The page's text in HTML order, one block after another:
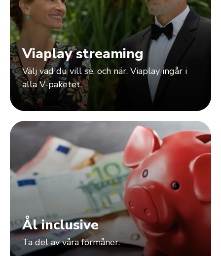
Viaplay streaming
Välj vad du vill se, och när. Viaplay ingår i
alla V-paketet.
Ål inclusive
Ta del av våra förmåner.